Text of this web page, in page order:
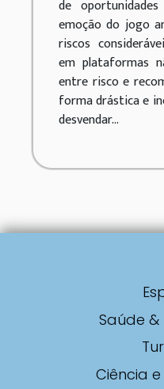
de
emoção do jogo
riscos
em plataformas
entre risco e
forma drástica e
desvendar...
Saúde
Ciência